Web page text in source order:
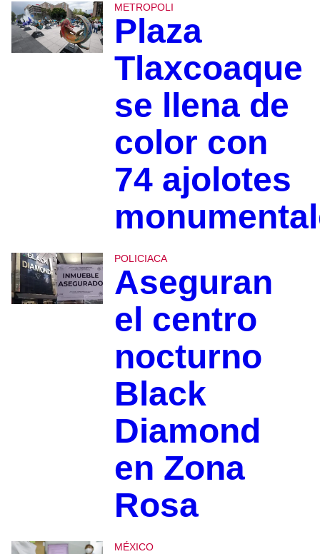
METROPOLI
Plaza
Tlaxcoaque
se llena de
color con
74 ajolotes
POLICIACA
Aseguran
el centro
nocturno
Black
Diamond
en Zona
Rosa
MÉXICO